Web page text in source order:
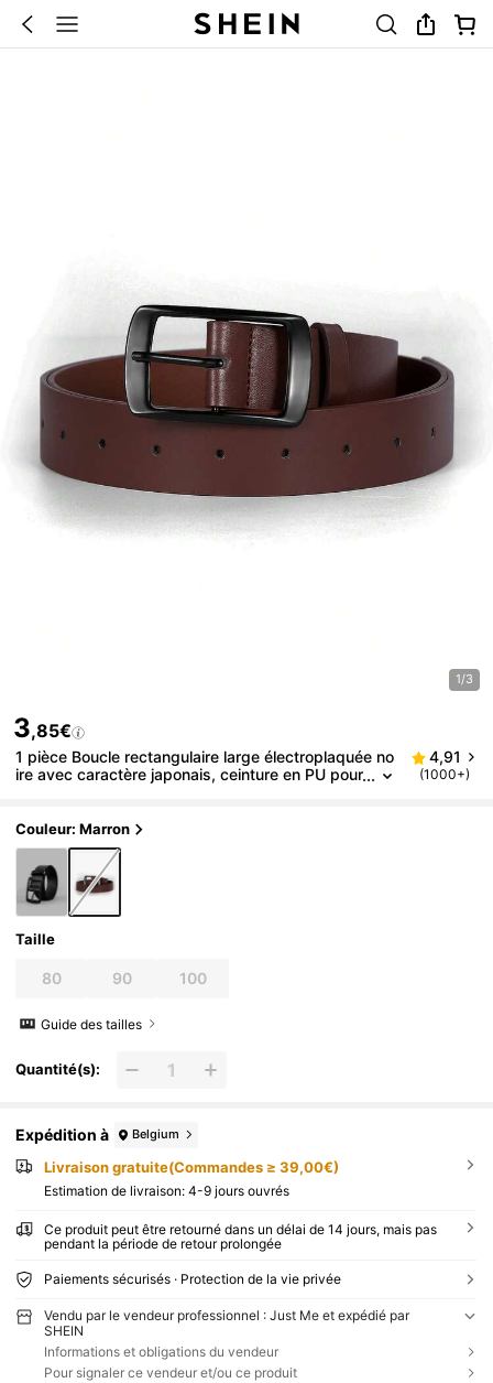
1/3
3,85€
1 pièce Boucle rectangulaire large électroplaquée no
ire avec caractère japonais, ceinture en PU pour
4,91
(1000+)
Couleur: Marron
Taille
80 90 100
Guide des tailles
Quantité(s):
Expédition à Belgium
Livraison gratuite(Commandes ≥ 39,00€)
Estimation de livraison: 4-9 jours ouvrés
Ce produit peut être retourné dans un délai de 14 jours, mais pas
pendant la période de retour prolongée
Paiements sécurisés · Protection de la vie privée
Vendu par le vendeur professionnel : Just Me et expédié par
SHEIN
Informations et obligations du vendeur
Pour signaler ce vendeur et/ou ce produit